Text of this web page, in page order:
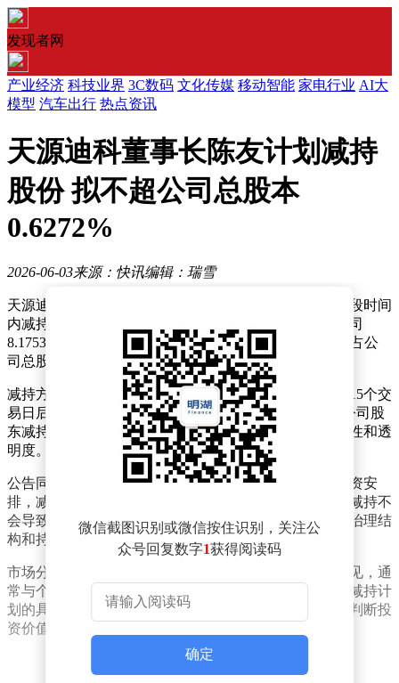
发现者网
产业经济 科技业界 3C数码 文化传媒 移动智能 家电行业 AI大
模型 汽车出行 热点资讯
天源迪科董事长陈友计划减持
股份 拟不超公司总股本
0.6272%
2026-06-03来源：快讯编辑：瑞雪
天源迪科近日发布公告称，公司董事长陈友拟在未来一段时间
内减持部分所持股份。根据公告内容，陈友目前持有公司
8.1753%的股份，此次计划减持的规模不超过400万股，占公
司总股本的比例为0.6272%。
减持方式包括集中竞价交易和大宗交易，实施时间定于15个交
易日后的3个月内。这一安排符合相关法律法规对上市公司股
东减持股份的时间窗口要求，旨在确保市场交易的公平性和透
明度。
公告同时指出，陈友的减持计划基于个人资金需求及投资安
排，减持后其仍为公司重要股东之一。公司强调，此次减持不
会导致控股股东或实际控制人发生变化，也不会对公司治理结
构和持续经营产生重大影响。
市场分析人士认为，股东减持行为在资本市场中较为常见，通
常与个人财务规划或资产配置调整有关。投资者需关注减持计
划的具体实施进度，并结合公司基本面和行业趋势综合判断投
资价值。
微信截图识别或微信按住识别，关注公
众号回复数字1获得阅读码
确定